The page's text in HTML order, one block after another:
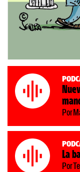
Por
La
Por